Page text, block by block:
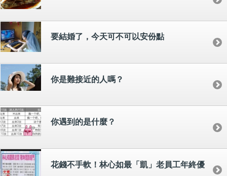
要結婚了，今天可不可以安份點
你是難接近的人嗎？
你遇到的是什麼？
花錢不手軟！林心如最「凱」老員工年終優